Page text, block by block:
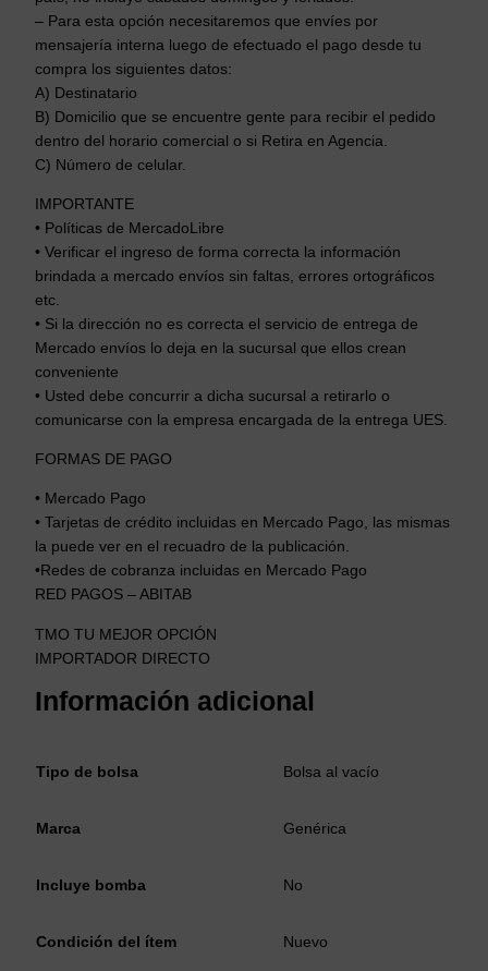
– Para esta opción necesitaremos que envíes por
mensajería interna luego de efectuado el pago desde tu
compra los siguientes datos:
A) Destinatario
B) Domicilio que se encuentre gente para recibir el pedido
dentro del horario comercial o si Retira en Agencia.
C) Número de celular.
IMPORTANTE
• Políticas de MercadoLibre
• Verificar el ingreso de forma correcta la información
brindada a mercado envíos sin faltas, errores ortográficos
etc.
• Si la dirección no es correcta el servicio de entrega de
Mercado envíos lo deja en la sucursal que ellos crean
conveniente
• Usted debe concurrir a dicha sucursal a retirarlo o
comunicarse con la empresa encargada de la entrega UES.
FORMAS DE PAGO
• Mercado Pago
• Tarjetas de crédito incluidas en Mercado Pago, las mismas
la puede ver en el recuadro de la publicación.
•Redes de cobranza incluidas en Mercado Pago
RED PAGOS – ABITAB
TMO TU MEJOR OPCIÓN
IMPORTADOR DIRECTO
Información adicional
Tipo de bolsa Bolsa al vacío
Marca Genérica
Incluye bomba No
Condición del ítem Nuevo